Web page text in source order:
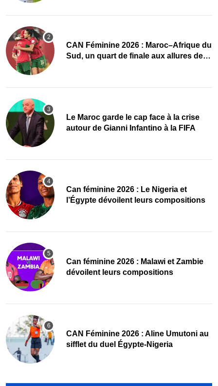
CAN Féminine 2026 : Maroc–Afrique du
Sud, un quart de finale aux allures de
Le Maroc garde le cap face à la crise
autour de Gianni Infantino à la FIFA
‎Can féminine 2026 : Le Nigeria et
l’Égypte dévoilent leurs compositions
‎Can féminine 2026 : Malawi et Zambie
dévoilent leurs compositions
‎CAN Féminine 2026 : Aline Umutoni au
sifflet du duel Égypte-Nigeria